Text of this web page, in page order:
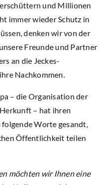
und Millionen
immer wieder Schutz in
denken wir von der
Freunde und Partner
an die Jeckes-
Nachkommen.
– die Organisation der
– hat ihren
Worte gesandt,
Öffentlichkeit teilen
möchten wir Ihnen eine